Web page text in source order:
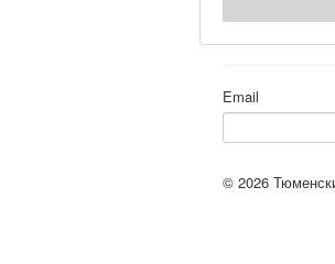
Email
© 2026